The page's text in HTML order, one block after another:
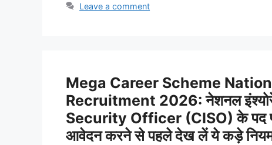
Leave a comment
Mega Career Scheme
Recruitment 2026: नेशनल
Security Officer (CISO) के पद
आवेदन करने से पहले देख लें ये कड़े